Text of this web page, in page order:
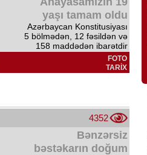
yaşı tamam oldu
Azərbaycan Konstitusiyası
5 bölmədən, 12 fəsildən və
158 maddədən ibarətdir
FOTO
TARİX
4352
Bənzərsiz
bəstəkarın doğum